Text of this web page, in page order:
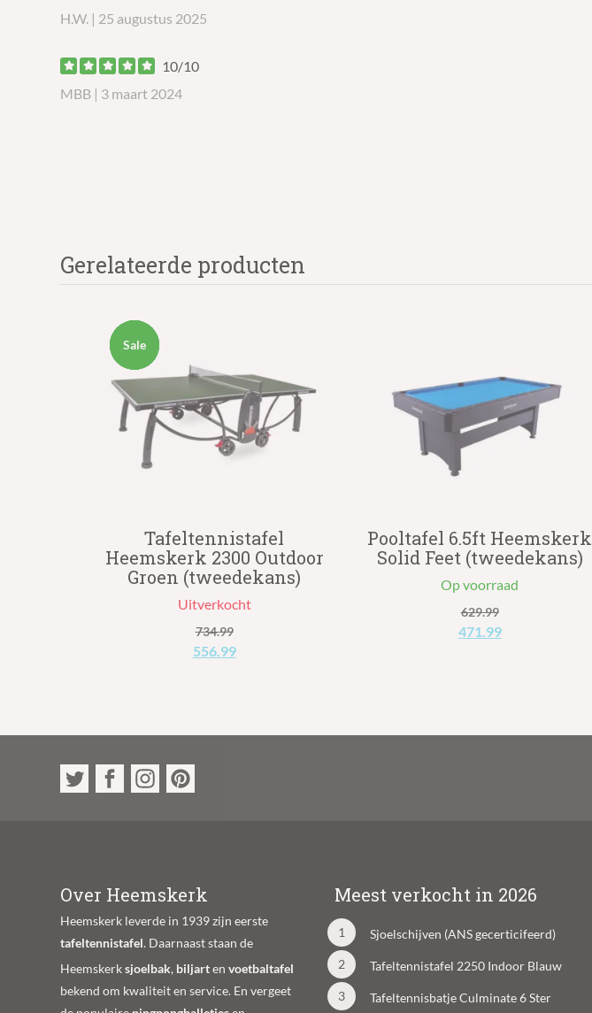
H.W. | 25 augustus 2025
10/10
MBB | 3 maart 2024
Gerelateerde producten
Sale
Tafeltennistafel
Heemskerk 2300 Outdoor
Groen (tweedekans)
Uitverkocht
734.99
Oorspronkelijke
556.99Huidige
Sale
Pooltafel 6.5ft Heemskerk
Solid Feet (tweedekans)
Op voorraad
629.99
Oorspronkelijke
471.99Huidige
Sale
Sale
Over Heemskerk
Heemskerk leverde in 1939 zijn eerste
tafeltennistafel. Daarnaast staan de
Heemskerksjoelbak, biljarten voetbaltafel
bekend om kwaliteit en service. En vergeet
Meest verkocht in 2026
Sjoelschijven (ANS gecerticifeerd)
Tafeltennistafel 2250 Indoor Blauw
Tafeltennisbatje Culminate 6 Ster